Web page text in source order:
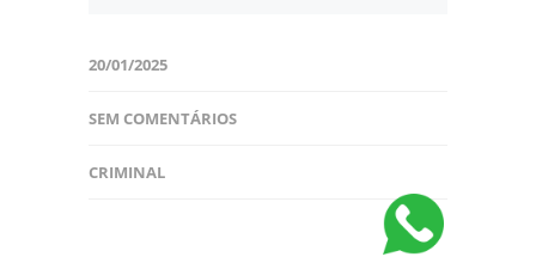
20/01/2025
SEM COMENTÁRIOS
CRIMINAL